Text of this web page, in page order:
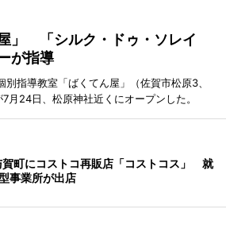
」 「シルク・ドゥ・ソレイ
が指導
指導教室「ばくてん屋」（佐賀市松原3、
24日、松原神社近くにオープンした。
賀町にコストコ再販店「コストコス」 就
事業所が出店